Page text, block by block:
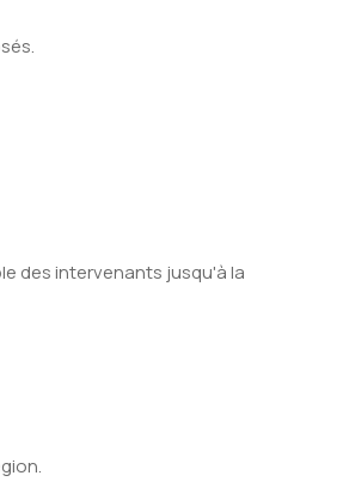
des intervenants jusqu'à la